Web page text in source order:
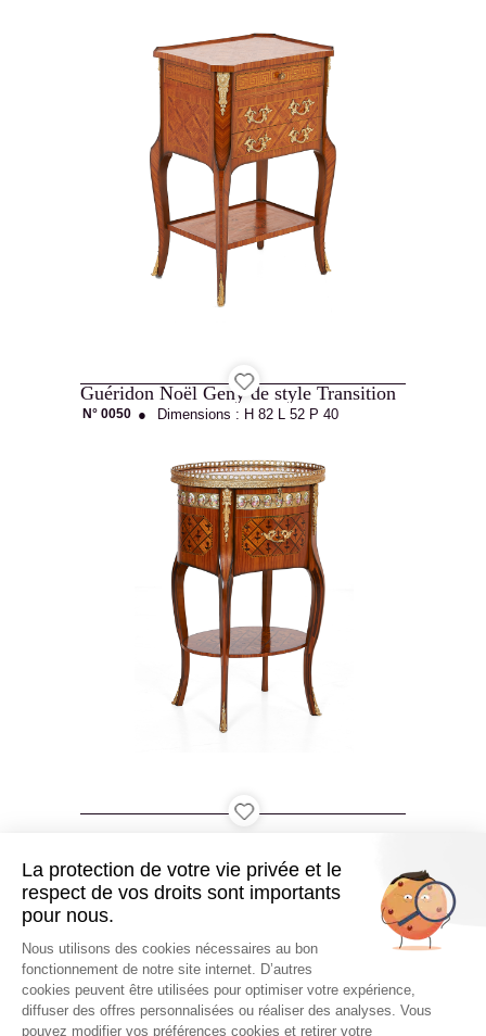
Guéridon Noël Geny de style Transition
N° 0050 ● Dimensions : H 82 L 52 P 40
+ de résultats